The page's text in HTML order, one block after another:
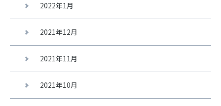
2022年1月
2021年12月
2021年11月
2021年10月